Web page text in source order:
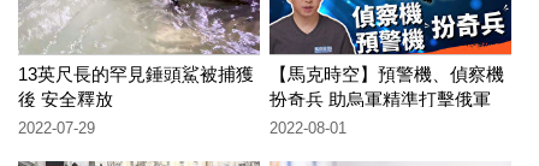
13英尺長的罕見錘頭鯊被捕獲
後 安全釋放
2022-07-29
【馬克時空】預警機、偵察機
扮奇兵 助烏軍精準打擊俄軍
2022-08-01